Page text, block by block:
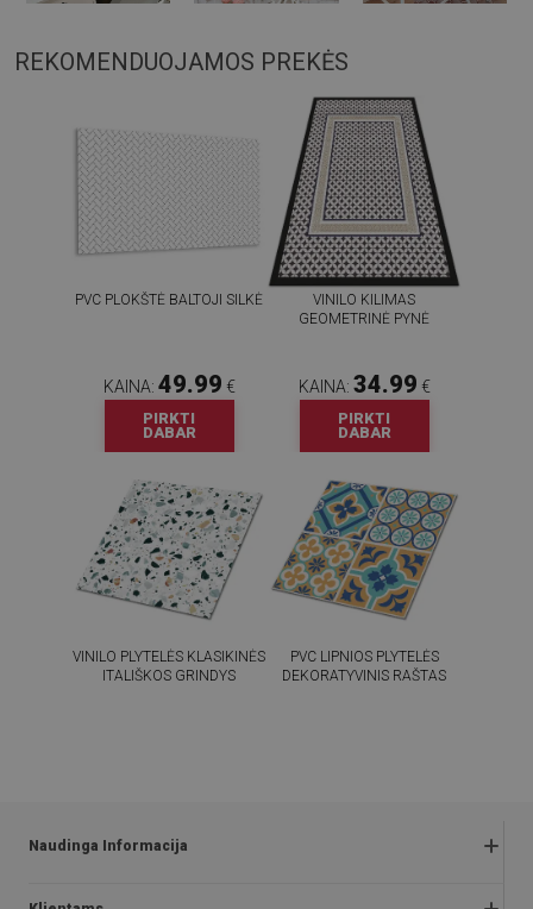
REKOMENDUOJAMOS PREKĖS
PVC PLOKŠTĖ BALTOJI SILKĖ
KAINA: 49.99 €
PIRKTI
DABAR
VINILO KILIMAS
GEOMETRINĖ PYNĖ
KAINA: 34.99 €
PIRKTI
DABAR
VINILO PLYTELĖS KLASIKINĖS
ITALIŠKOS GRINDYS
PVC LIPNIOS PLYTELĖS
DEKORATYVINIS RAŠTAS
Naudinga Informacija
Grąžinimai ir skundai